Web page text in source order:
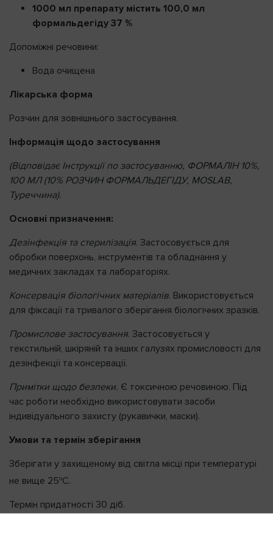
1000 мл препарату містить 100,0 мл
формальдегіду 37 %
Допоміжні речовини:
Вода очищена
Лікарська форма
Розчин для зовнішнього застосування.
Інформація щодо застосування
(Відповідає Інструкції по застосуванню, ФОРМАЛІН 10%,
100 МЛ (10% РОЗЧИН ФОРМАЛЬДЕГІДУ, MOSLAB,
Туреччина).
Основні призначення:
Дезінфекція та стерилізація. Застосовується для
обробки поверхонь, інструментів та обладнання у
медичних закладах та лабораторіях.
Консервація біологічних матеріалів. Використовується
для фіксації та тривалого зберігання біологічних зразків.
Промислове застосування. Застосовується у
текстильній, шкіряній та інших галузях промисловості для
дезінфекції та консервації.
Примітки щодо безпеки. Є токсичною речовиною. Під
час роботи необхідно використовувати засоби
індивідуального захисту (рукавички, маски).
Умови та термін зберігання
Зберігати у захищеному від світла місці при температурі
не вище 25оС.
Термін придатності 30 діб.